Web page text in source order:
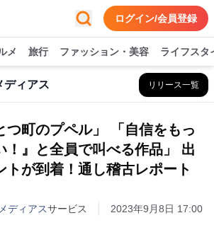
ログイン/会員登録
メ 旅行 ファッション・美容 ライフスタ
ディアス リリース一覧
つ町のプペル」 「自信をもっ
！』と全員で叫べる作品」 出
トが到着！通し稽古レポート
ディアスサービス 2023年9月8日 17:00